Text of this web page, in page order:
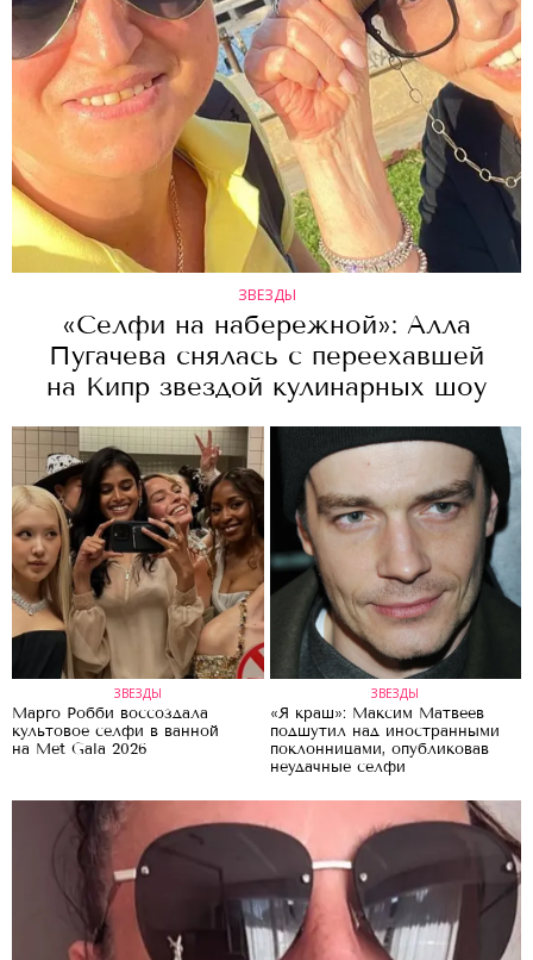
ЗВЕЗДЫ
«Селфи на набережной»: Алла
Пугачева снялась с переехавшей
на Кипр звездой кулинарных шоу
ЗВЕЗДЫ
Марго Робби воссоздала
культовое селфи в ванной
на Met Gala 2026
ЗВЕЗДЫ
«Я краш»: Максим Матвеев
подшутил над иностранными
поклонницами, опубликовав
неудачные селфи